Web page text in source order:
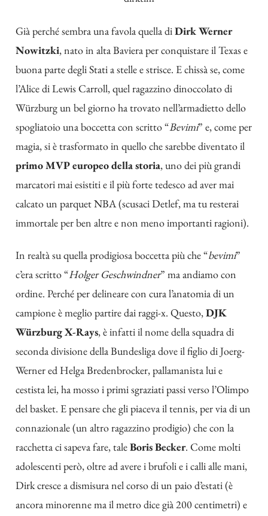
Già perché sembra una favola quella di Dirk Werner
Nowitzki, nato in alta Baviera per conquistare il Texas e
buona parte degli Stati a stelle e strisce. E chissà se, come
l’Alice di Lewis Carroll, quel ragazzino dinoccolato di
Würzburg un bel giorno ha trovato nell’armadietto dello
spogliatoio una boccetta con scritto “Bevimi” e, come per
magia, si è trasformato in quello che sarebbe diventato il
primo MVP europeo della storia, uno dei più grandi
marcatori mai esistiti e il più forte tedesco ad aver mai
calcato un parquet NBA (scusaci Detlef, ma tu resterai
immortale perben altre e non meno importanti ragioni).
In realtà su quella prodigiosa boccetta più che “bevimi”
c’era scritto “Holger Geschwindner” ma andiamo con
ordine. Perché per delineare con cura l’anatomia di un
campione è meglio partire dai raggi-x. Questo,DJK
Würzburg X-Rays, è infatti il nome della squadra di
seconda divisione della Bundesliga dove il figlio di Joerg-
Werner ed Helga Bredenbrocker, pallamanista lui e
cestista lei, ha mosso i primi sgraziati passi verso l’Olimpo
del basket. E pensare che gli piaceva il tennis, per via di un
connazionale (un altro ragazzino prodigio) che con la
racchetta ci sapeva fare, taleBoris Becker. Come molti
adolescenti però, oltre ad avere i brufoli e i calli alle mani,
Dirk cresce a dismisura nel corso di un paio d’estati (è
ancora minorenne ma il metro dice già 200 centimetri) e